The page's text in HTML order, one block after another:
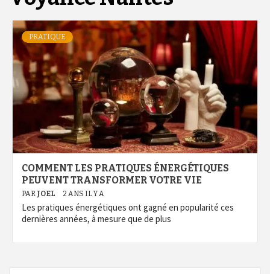
PRATIQUE
COMMENT LES PRATIQUES ÉNERGÉTIQUES
PEUVENT TRANSFORMER VOTRE VIE
PAR JOEL 2 ANS IL Y A
Les pratiques énergétiques ont gagné en popularité ces
dernières années, à mesure que de plus